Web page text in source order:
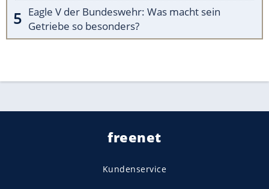
Eagle V der Bundeswehr: Was macht sein
Getriebe so besonders?
freenet
Kundenservice